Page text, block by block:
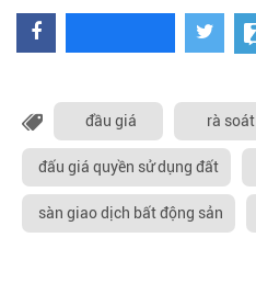
đầu giá rà soát
đấu giá quyền sử dụng đất
sàn giao dịch bất động sản